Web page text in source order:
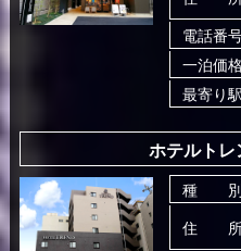
電話番
一泊価
最寄り駅
ホテルト
種 別
住